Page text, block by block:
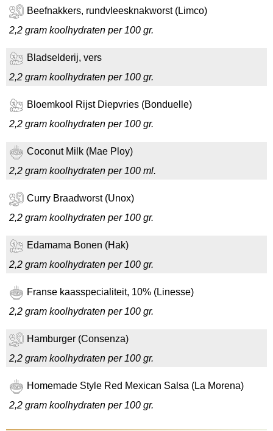
Beefnakkers, rundvleesknakworst (Limco)
2,2 gram koolhydraten per 100 gr.
Bladselderij, vers
2,2 gram koolhydraten per 100 gr.
Bloemkool Rijst Diepvries (Bonduelle)
2,2 gram koolhydraten per 100 gr.
Coconut Milk (Mae Ploy)
2,2 gram koolhydraten per 100 ml.
Curry Braadworst (Unox)
2,2 gram koolhydraten per 100 gr.
Edamama Bonen (Hak)
2,2 gram koolhydraten per 100 gr.
Franse kaasspecialiteit, 10% (Linesse)
2,2 gram koolhydraten per 100 gr.
Hamburger (Consenza)
2,2 gram koolhydraten per 100 gr.
Homemade Style Red Mexican Salsa (La Morena)
2,2 gram koolhydraten per 100 gr.